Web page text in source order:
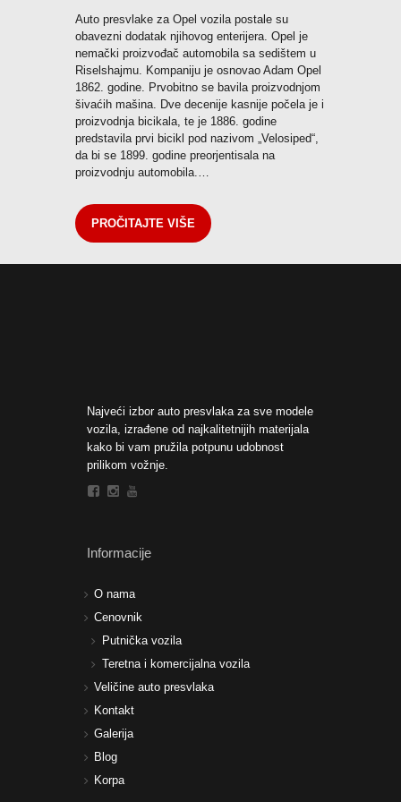
Pozovi odmah
Auto presvlake za Opel vozila postale su
obavezni dodatak njihovog enterijera. Opel je
nemački proizvođač automobila sa sedištem u
Riselshajmu. Kompaniju je osnovao Adam Opel
1862. godine. Prvobitno se bavila proizvodnjom
šivaćih mašina. Dve decenije kasnije počela je i
proizvodnja bicikala, te je 1886. godine
predstavila prvi bicikl pod nazivom „Velosiped“,
da bi se 1899. godine preorjentisala na
proizvodnju automobila.…
PROČITAJTE VIŠE
Najveći izbor auto presvlaka za sve modele
vozila, izrađene od najkalitetnijih materijala
kako bi vam pružila potpunu udobnost
prilikom vožnje.
Informacije
O nama
Cenovnik
Putnička vozila
Teretna i komercijalna vozila
Veličine auto presvlaka
Kontakt
Galerija
Blog
Korpa